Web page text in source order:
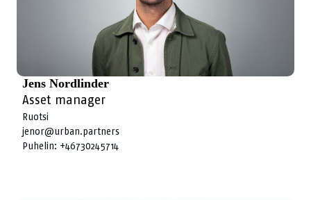
Jens Nordlinder
Asset manager
Ruotsi
jenor@urban.partners
Puhelin: +46730245714